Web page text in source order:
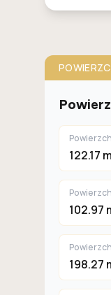
122.17
102.97
198.27